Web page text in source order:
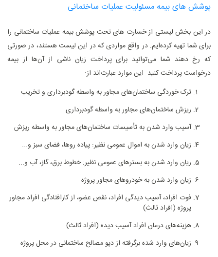
پوشش های بیمه مسئولیت عملیات ساختمانی
در این بخش لیستی از خسارت های تحت پوشش بیمه عملیات ساختمانی را
برای شما تهیه کرده‌ایم. در واقع مواردی که در این لیست هستند، در صورتی
که رخ دهند شما می‌توانید برای پرداخت زیان ناشی از آن‌ها از بیمه
درخواست پرداخت کنید. این موارد عبارت‌اند از:
ترک خوردگی ساختمان‌های مجاور به واسطه گود‌برداری و تخریب
ریزش ساختمان‌های مجاور به واسطه گود‌برداری
آسیب وارد شدن به تأسیسات ساختمان‌های مجاور به واسطه ریزش
زیان وارد شدن به اموال عمومی نظیر: پیاده رو‌ها، فضای سبز و...
زیان وارد شدن به بستر‌های عمومی نظیر: خطوط برق، گاز، آب و...
زیان وارد شدن به خودرو‌های مجاور پروژه
فوت افراد، آسیب دیدگی افراد، نقص عضو، از کارافتادگی افراد مجاور
پروژه (افراد ثالث)
هزینه‌های درمان افراد آسیب دیده (افراد ثالث)
زیان‌های وارد شده برگرفته از دپو مصالح ساختمانی در محل پروژه